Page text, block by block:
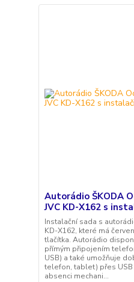
Autorádio ŠKODA
JVC KD-X162 s
Instalační sada s
KD-X162, které má
tlačítka. Autorádio
přímým připojením
USB) a také umožňuje
telefon, tablet) přes USB
absenci mechani...